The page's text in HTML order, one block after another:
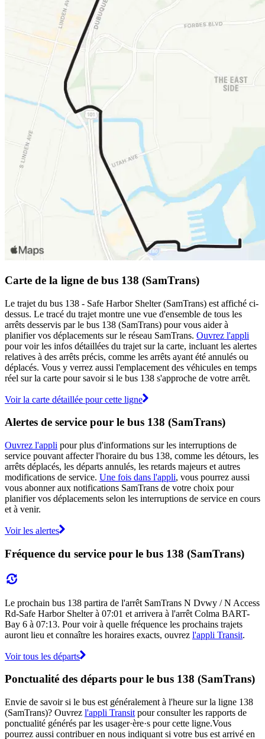
Carte de la ligne de bus 138 (SamTrans)
Le trajet du bus 138 - Safe Harbor Shelter (SamTrans) est affiché ci-
dessus. Le tracé du trajet montre une vue d'ensemble de tous les
arrêts desservis par le bus 138 (SamTrans) pour vous aider à
planifier vos déplacements sur le réseau SamTrans. Ouvrez l'appli
pour voir les infos détaillées du trajet sur la carte, incluant les alertes
relatives à des arrêts précis, comme les arrêts ayant été annulés ou
déplacés. Vous y verrez aussi l'emplacement des véhicules en temps
réel sur la carte pour savoir si le bus 138 s'approche de votre arrêt.
Voir la carte détaillée pour cette ligne
Alertes de service pour le bus 138 (SamTrans)
Ouvrez l'appli pour plus d'informations sur les interruptions de
service pouvant affecter l'horaire du bus 138, comme les détours, les
arrêts déplacés, les départs annulés, les retards majeurs et autres
modifications de service. Une fois dans l'appli, vous pourrez aussi
vous abonner aux notifications SamTrans de votre choix pour
planifier vos déplacements selon les interruptions de service en cours
et à venir.
Voir les alertes
Fréquence du service pour le bus 138 (SamTrans)
Le prochain bus 138 partira de l'arrêt SamTrans N Dvwy / N Access
Rd-Safe Harbor Shelter à 07:01 et arrivera à l'arrêt Colma BART-
Bay 6 à 07:13. Pour voir à quelle fréquence les prochains trajets
auront lieu et connaître les horaires exacts, ouvrez l'appli Transit.
Voir tous les départs
Ponctualité des départs pour le bus 138 (SamTrans)
Envie de savoir si le bus est généralement à l'heure sur la ligne 138
(SamTrans)? Ouvrez l'appli Transit pour consulter les rapports de
ponctualité générés par les usager·ère·s pour cette ligne.Vous
pourrez aussi contribuer en nous indiquant si votre bus est arrivé en